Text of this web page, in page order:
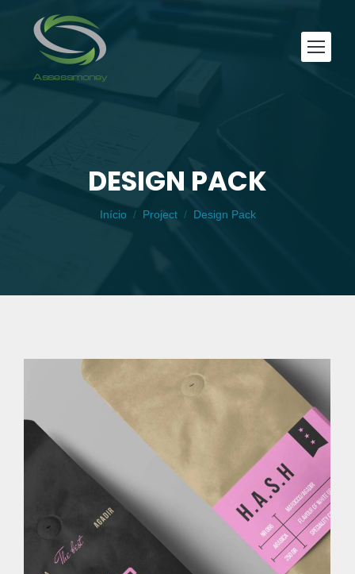
DESIGN PACK
Você está aqui:
Início Project Design Pack